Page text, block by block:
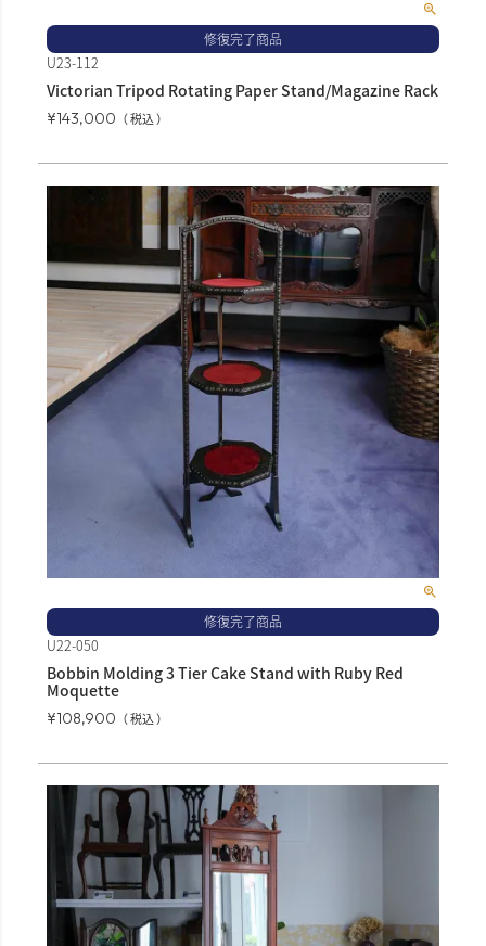
修復完了商品
U23-112
Victorian Tripod Rotating Paper Stand/Magazine Rack
¥143,000 税込
修復完了商品
U22-050
Bobbin Molding 3 Tier Cake Stand with Ruby Red
Moquette
¥108,900 税込